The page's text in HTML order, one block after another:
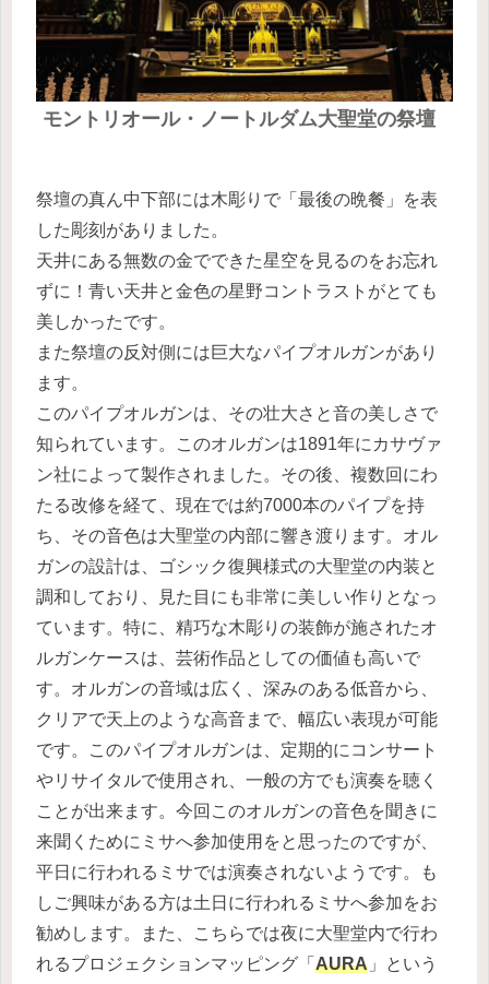
モントリオール・ノートルダム大聖堂の祭壇
祭壇の真ん中下部には木彫りで「最後の晩餐」を表
した彫刻がありました。
天井にある無数の金でできた星空を見るのをお忘れ
ずに！青い天井と金色の星野コントラストがとても
美しかったです。
また祭壇の反対側には巨大なパイプオルガンがあり
ます。
このパイプオルガンは、その壮大さと音の美しさで
知られています。このオルガンは1891年にカサヴァ
ン社によって製作されました。その後、複数回にわ
たる改修を経て、現在では約7000本のパイプを持
ち、その音色は大聖堂の内部に響き渡ります。オル
ガンの設計は、ゴシック復興様式の大聖堂の内装と
調和しており、見た目にも非常に美しい作りとなっ
ています。特に、精巧な木彫りの装飾が施されたオ
ルガンケースは、芸術作品としての価値も高いで
す。オルガンの音域は広く、深みのある低音から、
クリアで天上のような高音まで、幅広い表現が可能
です。このパイプオルガンは、定期的にコンサート
やリサイタルで使用され、一般の方でも演奏を聴く
ことが出来ます。今回このオルガンの音色を聞きに
来聞くためにミサへ参加使用をと思ったのですが、
平日に行われるミサでは演奏されないようです。も
しご興味がある方は土日に行われるミサへ参加をお
勧めします。また、こちらでは夜に大聖堂内で行わ
れるプロジェクションマッピング「 AURA 」という